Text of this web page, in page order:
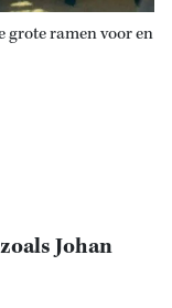
grote ramen voor en
Johan